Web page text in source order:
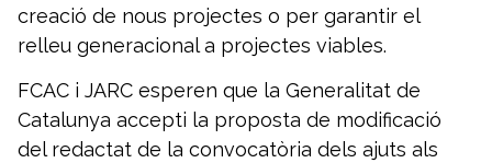
creació de nous projectes o per garantir el
relleu generacional a projectes viables.
FCAC i JARC esperen que la Generalitat de
Catalunya accepti la proposta de modificació
del redactat de la convocatòria dels ajuts als